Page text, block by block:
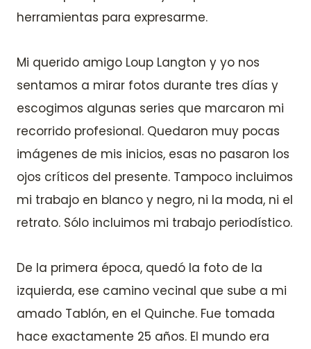
herramientas para expresarme.
Mi querido amigo Loup Langton y yo nos
sentamos a mirar fotos durante tres días y
escogimos algunas series que marcaron mi
recorrido profesional. Quedaron muy pocas
imágenes de mis inicios, esas no pasaron los
ojos críticos del presente. Tampoco incluimos
mi trabajo en blanco y negro, ni la moda, ni el
retrato. Sólo incluimos mi trabajo periodístico.
De la primera época, quedó la foto de la
izquierda, ese camino vecinal que sube a mi
amado Tablón, en el Quinche. Fue tomada
hace exactamente 25 años. El mundo era